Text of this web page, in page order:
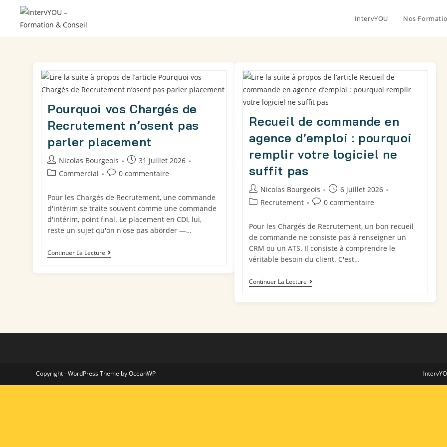
IntervYOU Nos
Pourquoi vos Chargés de
Recrutement n’osent pas
parler placement
Nicolas Bourgeois
31 juillet 2026
Commercial
0 commentaire
Pour les Chargés de Recrutement, une commande
d'intérim se traite souvent comme une commande
d'intérim, point final. Le placement en CDI, lui,
reste un sujet qu'on n'ose pas aborder —…
Continuer La Lecture
Recueil de commande en
agence d’emploi : pourquoi
remplir votre logiciel ne
suffit pas
Nicolas Bourgeois
6 juillet 2026
Recrutement
0 commentaire
Pour les Chargés de Recrutement, un bon recueil
de commande ne consiste pas à renseigner un
CRM ou un ATS. Il consiste à comprendre le
véritable besoin du client. C'est…
Continuer La Lecture
Copyright - WordPress Theme by OceanWP